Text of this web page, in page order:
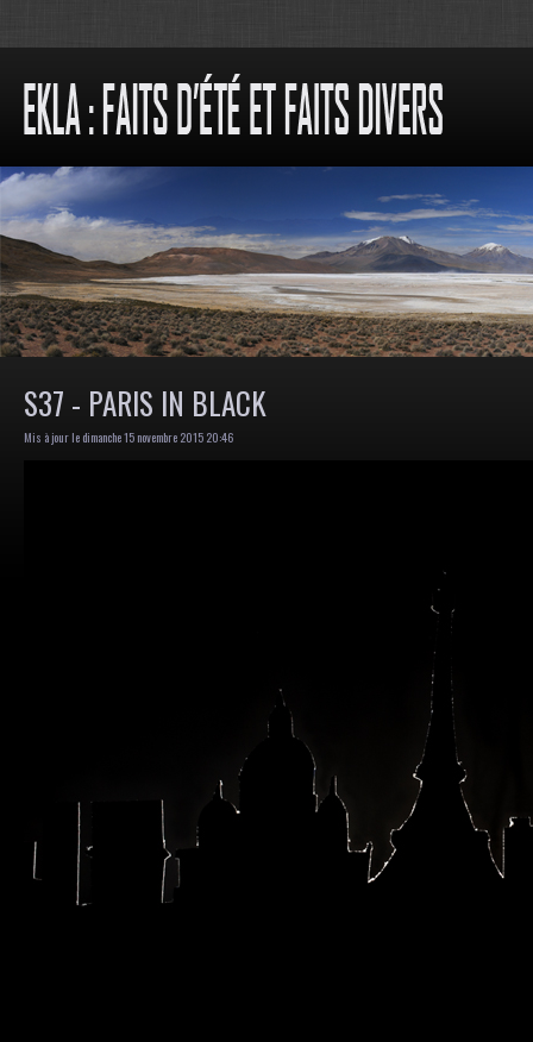
S37 - PARIS IN BLACK
Mis à jour le dimanche 15 novembre 2015 20:46